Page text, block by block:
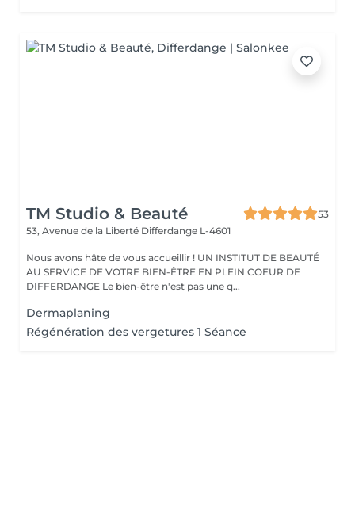
TM Studio & Beauté
53
53, Avenue de la Liberté Differdange L-4601
Nous avons hâte de vous accueillir ! UN INSTITUT DE BEAUTÉ
AU SERVICE DE VOTRE BIEN-ÊTRE EN PLEIN COEUR DE
DIFFERDANGE Le bien-être n'est pas une q...
Dermaplaning
Régénération des vergetures 1 Séance